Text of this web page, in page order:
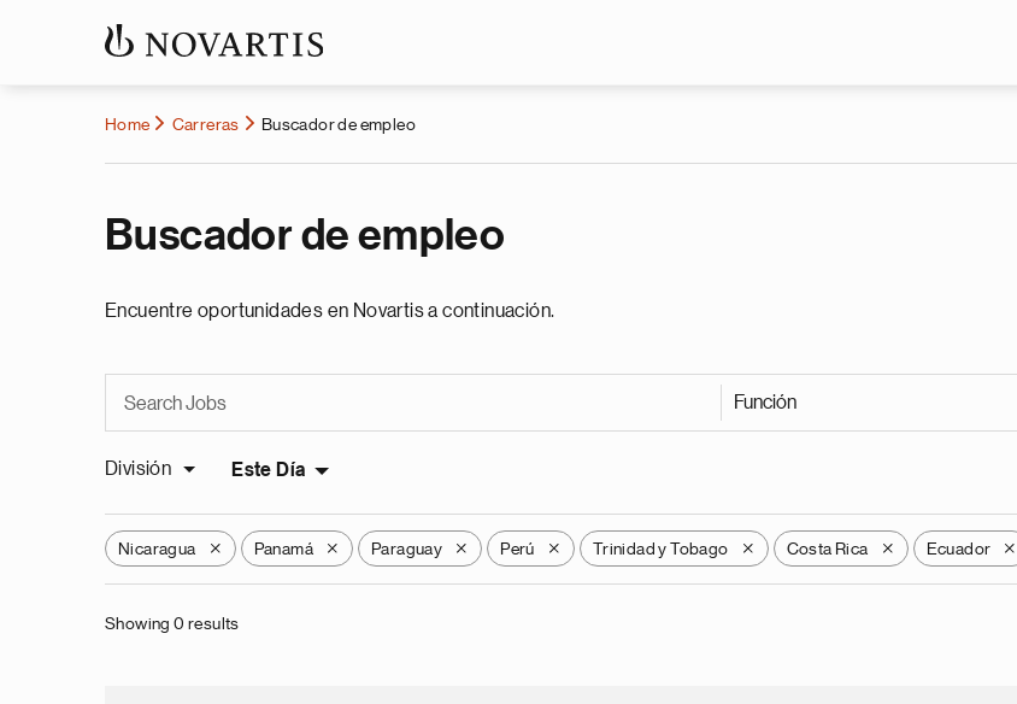
Home Carreras Buscador de empleo
Buscador de empleo
Encuentre oportunidades en Novartis a continuación.
Función
División Este Día
Nicaragua X Panamá X Paraguay X Perú X Trinidad y Tobago X Costa Rica X Ecuador X
Showing 0 results